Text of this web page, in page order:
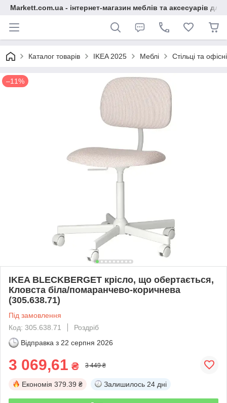
Markett.com.ua - інтернет-магазин меблів та аксесуарів для
Каталог товарів IKEA 2025 Меблі Стільці та
–11%
IKEA BLECKBERGET крісло, що обертається,
Кловста біла/помаранчево-коричнева
(305.638.71)
Під замовлення
Код: 305.638.71
Роздріб
Відправка з 22 серпня 2026
3 069,61 ₴ 3 449 ₴
Економія 379.39 ₴ Залишилось 24 дні